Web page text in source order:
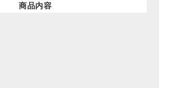
商品内容